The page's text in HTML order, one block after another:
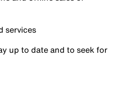
services
up to date and to seek for